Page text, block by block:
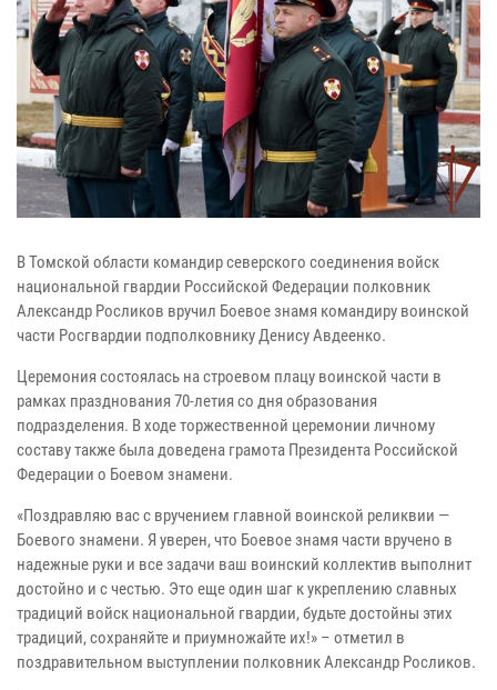
В Томской области командир северского соединения войск
национальной гвардии Российской Федерации полковник
Александр Росликов вручил Боевое знамя командиру воинской
части Росгвардии подполковнику Денису Авдеенко.
Церемония состоялась на строевом плацу воинской части в
рамках празднования 70-летия со дня образования
подразделения. В ходе торжественной церемонии личному
составу также была доведена грамота Президента Российской
Федерации о Боевом знамени.
«Поздравляю вас с вручением главной воинской реликвии —
Боевого знамени. Я уверен, что Боевое знамя части вручено в
надежные руки и все задачи ваш воинский коллектив выполнит
достойно и с честью. Это еще один шаг к укреплению славных
традиций войск национальной гвардии, будьте достойны этих
традиций, сохраняйте и приумножайте их!» – отметил в
поздравительном выступлении полковник Александр Росликов.